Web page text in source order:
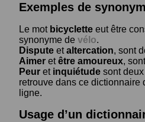
Exemples de
Le mot bicyclette eut être
synonyme de vélo.
Dispute etaltercation, sont
Aimer etêtre amoureux,
Peur et inquiétude sont
retrouve dans ce dictionnaire
ligne.
Usage d’un